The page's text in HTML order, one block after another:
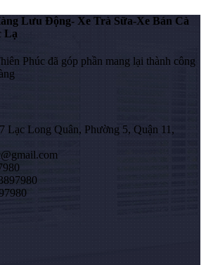
Lưu Động- Xe Trà Sữa-Xe Bán Cà
Lạ
Phúc đã góp phần mang lại thành công
Lạc Long Quân, Phường 5, Quận 11,